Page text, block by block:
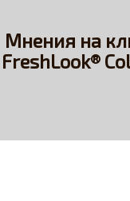
Мнения на
FreshLook®